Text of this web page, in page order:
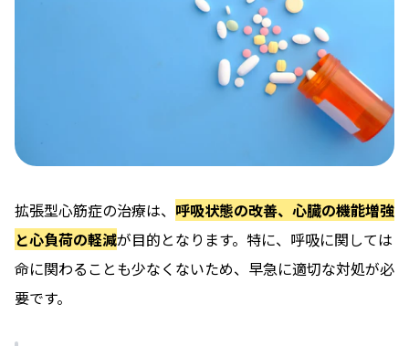
拡張型心筋症の治療は、 呼吸状態の改善、心臓の機能増強
と心負荷の軽減が目的となります。特に、呼吸に関しては
命に関わることも少なくないため、早急に適切な対処が必
要です。